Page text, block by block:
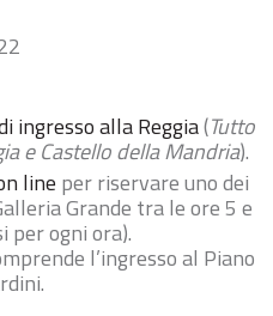
ingresso alla Reggia(Tutto
e Castello della Mandria).
line per riservare uno dei
Grande tra le ore 5 e
per ogni ora).
l’ingresso al Piano